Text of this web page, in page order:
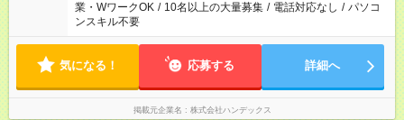
業・WワークOK / 10名以上の大量募集 / 電話対応なし / パソコ
ンスキル不要
気になる！ 応募する 詳細へ
掲載元企業名 株式会社ハンデックス